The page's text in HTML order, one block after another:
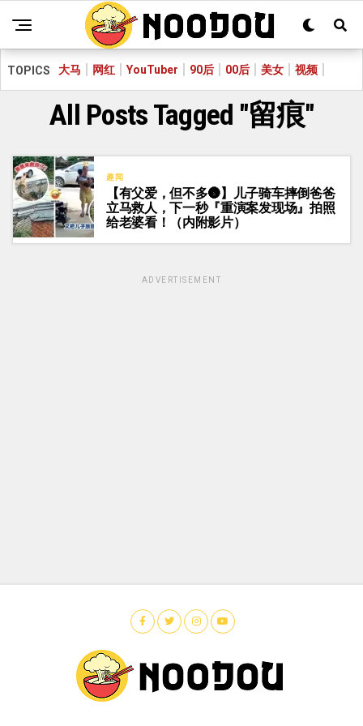
TOPICS 大马 网红 YouTuber 90后 00后 美女 视频
All Posts Tagged "留痕"
趣闻
【有父爱，但不多🌚】儿子骑车摔倒爸爸
立马救人，下一秒『重演案发现场』拍照
给老婆看！（内附影片）
ADVERTISEMENT